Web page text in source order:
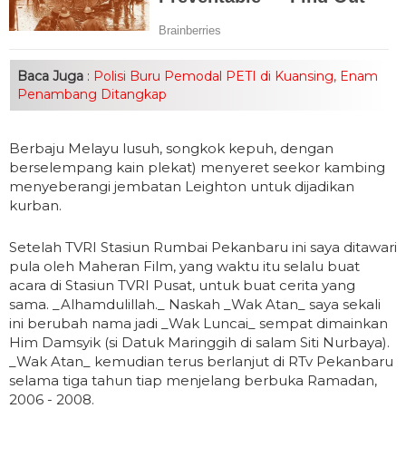
Baca Juga : Polisi Buru Pemodal PETI di Kuansing, Enam
Penambang Ditangkap
Berbaju Melayu lusuh, songkok kepuh, dengan
berselempang kain plekat) menyeret seekor kambing
menyeberangi jembatan Leighton untuk dijadikan
kurban.
Setelah TVRI Stasiun Rumbai Pekanbaru ini saya ditawari
pula oleh Maheran Film, yang waktu itu selalu buat
acara di Stasiun TVRI Pusat, untuk buat cerita yang
sama. _Alhamdulillah._ Naskah _Wak Atan_ saya sekali
ini berubah nama jadi _Wak Luncai_ sempat dimainkan
Him Damsyik (si Datuk Maringgih di salam Siti Nurbaya).
_Wak Atan_ kemudian terus berlanjut di RTv Pekanbaru
selama tiga tahun tiap menjelang berbuka Ramadan,
2006 - 2008.